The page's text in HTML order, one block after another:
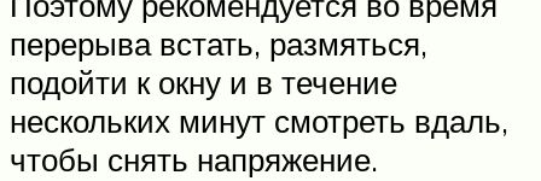
перерыва встать, размяться,
подойти к окну и в течение
нескольких минут смотреть вдаль,
чтобы снять напряжение.